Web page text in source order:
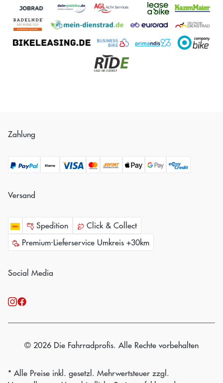
Zahlung
Versand
Spedition
Click & Collect
Premium-Lieferservice Umkreis +30km
Social Media
© 2026 Die Fahrradprofis. Alle Rechte vorbehalten
* Alle Preise inkl. gesetzl. Mehrwertsteuer zzgl.